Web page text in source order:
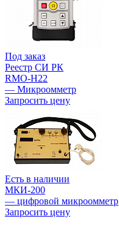
Под заказ
Реестр СИ РК
RMO-H22
— Микроомметр
Запросить цену
Есть в наличии
МКИ-200
— цифровой микроомметр
Запросить цену